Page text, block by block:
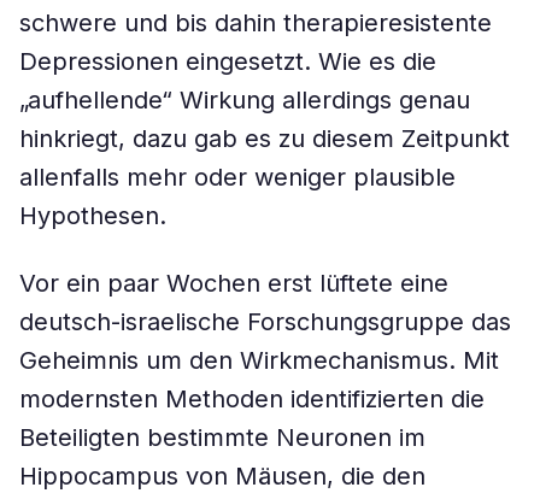
schwere und bis dahin therapieresistente
Depressionen eingesetzt. Wie es die
„aufhellende“ Wirkung allerdings genau
hinkriegt, dazu gab es zu diesem Zeitpunkt
allenfalls mehr oder weniger plausible
Hypothesen.
Vor ein paar Wochen erst lüftete eine
deutsch-israelische Forschungsgruppe das
Geheimnis um den Wirkmechanismus. Mit
modernsten Methoden identifizierten die
Beteiligten bestimmte Neuronen im
Hippocampus von Mäusen, die den